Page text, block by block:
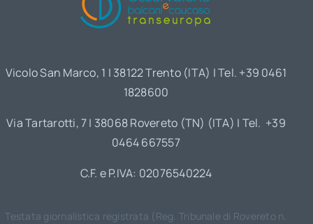
Vicolo San Marco, 1 | 38122 Trento (ITA) | Tel. +39 0461
1828600
Via Tartarotti, 7 | 38068 Rovereto (TN) (ITA) | Tel. +39
0464 667557
C.F. e P.IVA: 02076540224
Testata giornalistica registrata (Reg. Tribunale di Rovereto n.